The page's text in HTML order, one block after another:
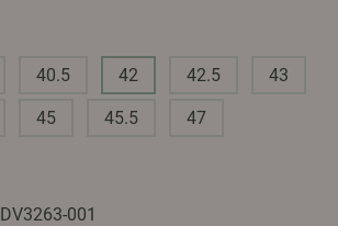
40.5 42 42.5 43
45 45.5 47
DV3263-001